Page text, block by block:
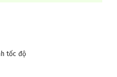
tốc độ